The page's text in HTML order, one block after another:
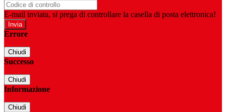
E-mail inviata, si prega di controllare la casella di posta elettronica!
Errore
Chiudi
Successo
Chiudi
Informazione
Chiudi